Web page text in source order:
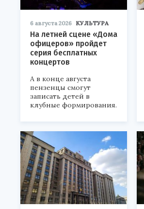
6 августа 2026 КУЛЬТУРА
На летней сцене «Дома
офицеров» пройдет
серия бесплатных
концертов
А в конце августа
пензенцы смогут
записать детей в
клубные формирования.